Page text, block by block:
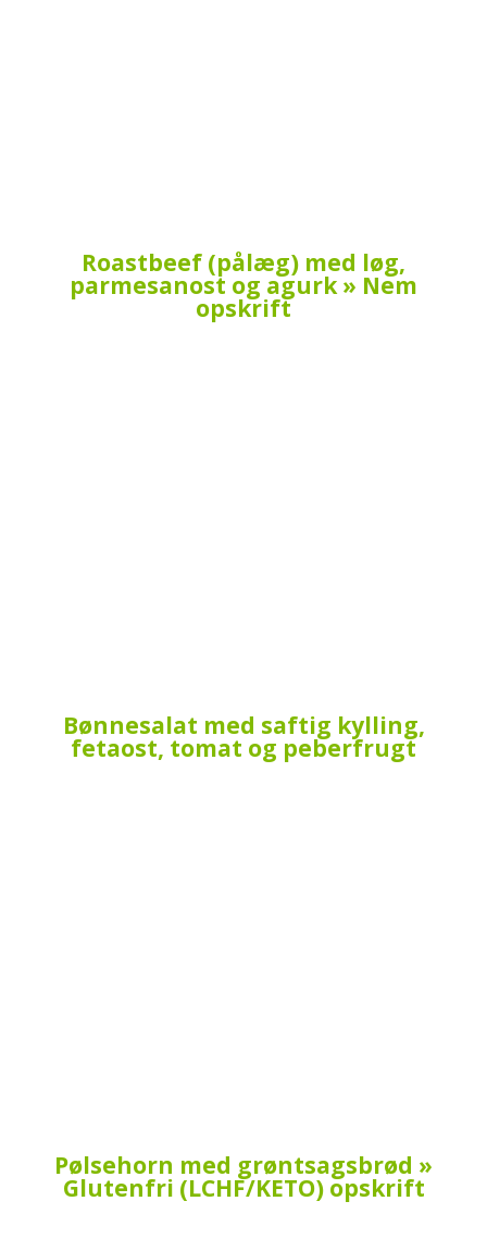
Roastbeef (pålæg) med løg,
parmesanost og agurk » Nem
opskrift
Bønnesalat med saftig kylling,
fetaost, tomat og peberfrugt
Pølsehorn med grøntsagsbrød »
Glutenfri (LCHF/KETO) opskrift